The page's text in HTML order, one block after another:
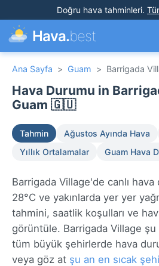
Doğru hava tahminleri.
Hava.best
Ana Sayfa > Guam > Barrigada
Hava Durumu in
Guam 🇬🇺
Tahmin Ağustos Ayında Hava
Yıllık Ortalamalar
Guam Hava
Barrigada Village'de canlı
28°C ve yakınlarda yer yer
tahmini, saatlik koşulları ve
görüntüle. Barrigada Village
tüm büyük şehirlerde hava
veya göz at şu an en sıcak